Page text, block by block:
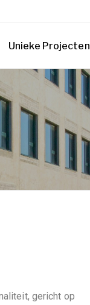
Unieke Projecten
gericht op